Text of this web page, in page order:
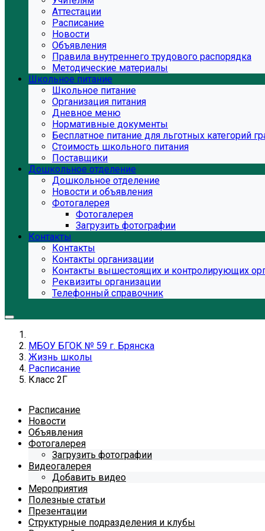
Аттестации
Расписание
Новости
Объявления
Правила внутреннего трудового распорядка
Методические материалы
Школьное питание
Школьное питание
Организация питания
Дневное меню
Нормативные документы
Бесплатное питание для льготных категорий
Стоимость школьного питания
Поставщики
Дошкольное отделение
Дошкольное отделение
Новости и объявления
Фотогалерея
Фотогалерея
Загрузить фотографии
Контакты
Контакты
Контакты организации
Контакты вышестоящих и контролирующих
Реквизиты организации
Телефонный справочник
МБОУ БГОК № 59 г. Брянска
Жизнь школы
Расписание
Класс 2Г
Расписание
Новости
Объявления
Фотогалерея
Загрузить фотографии
Видеогалерея
Добавить видео
Мероприятия
Полезные статьи
Презентации
Структурные подразделения и клубы